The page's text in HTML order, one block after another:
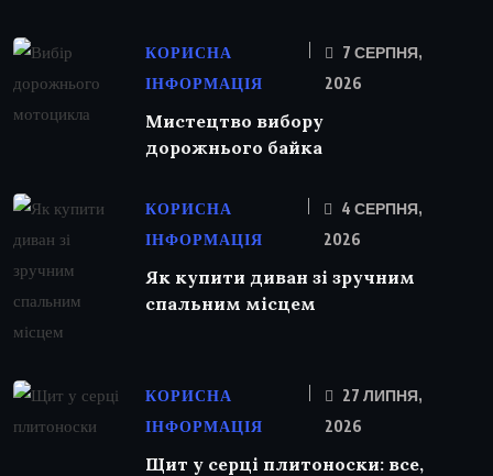
КОРИСНА
ІНФОРМАЦІЯ
7 СЕРПНЯ,
2026
Мистецтво вибору
дорожнього байка
КОРИСНА
ІНФОРМАЦІЯ
4 СЕРПНЯ,
2026
Як купити диван зі зручним
спальним місцем
КОРИСНА
ІНФОРМАЦІЯ
27 ЛИПНЯ,
2026
Щит у серці плитоноски: все,